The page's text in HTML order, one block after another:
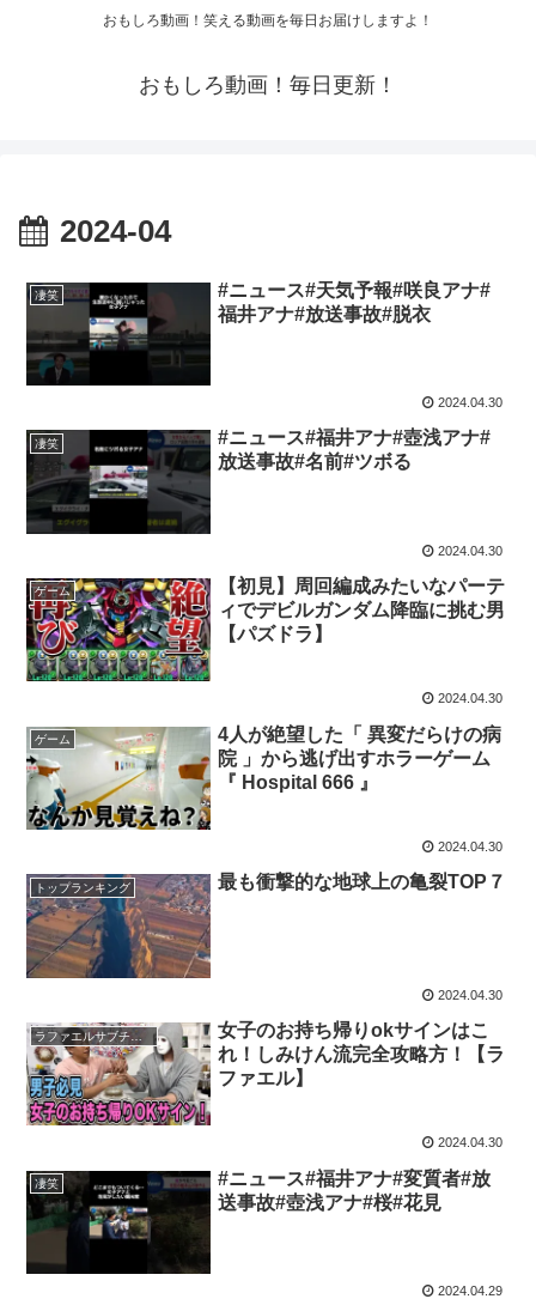
おもしろ動画！笑える動画を毎日お届けしますよ！
おもしろ動画！毎日更新！
2024-04
凄笑
#ニュース#天気予報#咲良アナ#
福井アナ#放送事故#脱衣
2024.04.30
凄笑
#ニュース#福井アナ#壺浅アナ#
放送事故#名前#ツボる
2024.04.30
ゲーム
【初見】周回編成みたいなパーテ
ィでデビルガンダム降臨に挑む男
【パズドラ】
2024.04.30
ゲーム
4人が絶望した「 異変だらけの病
院 」から逃げ出すホラーゲーム
『 Hospital 666 』
2024.04.30
トップランキング 最も衝撃的な地球上の亀裂TOP７
2024.04.30
ラファエルサブチャンネル
女子のお持ち帰りokサインはこ
れ！しみけん流完全攻略方！【ラ
ファエル】
2024.04.30
凄笑
#ニュース#福井アナ#変質者#放
送事故#壺浅アナ#桜#花見
2024.04.29